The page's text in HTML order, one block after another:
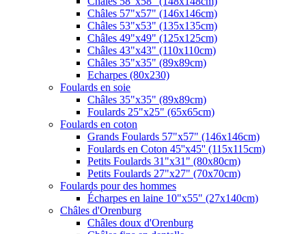
Châles 57"x57" (146x146cm)
Châles 53"x53" (135x135cm)
Châles 49"x49" (125x125cm)
Châles 43"x43" (110x110cm)
Châles 35"x35" (89x89cm)
Echarpes (80х230)
Foulards en soie
Châles 35"x35" (89x89cm)
Foulards 25"x25" (65x65cm)
Foulards en coton
Grands Foulards 57"x57" (146x146cm)
Foulards en Coton 45''x45'' (115x115cm)
Petits Foulards 31"x31" (80x80cm)
Petits Foulards 27"x27" (70x70cm)
Foulards pour des hommes
Écharpes en laine 10"x55" (27x140cm)
Châles d'Orenburg
Châles doux d'Orenburg